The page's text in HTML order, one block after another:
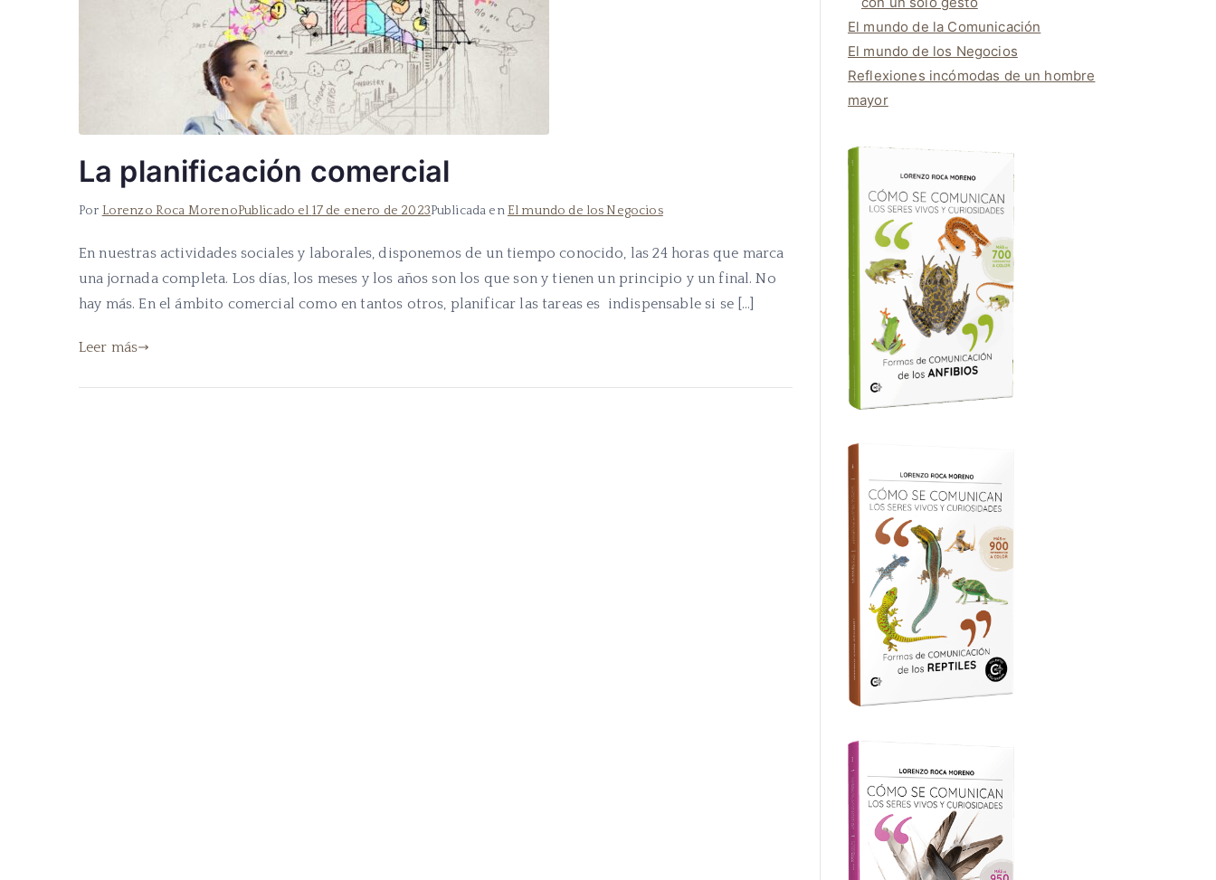
La planificación comercial
Por Lorenzo Roca MorenoPublicado el 17 de enero de 2023Publicada en El mundo de los Negocios
En nuestras actividades sociales y laborales, disponemos de un tiempo conocido, las 24 horas que marca
una jornada completa. Los días, los meses y los años son los que son y tienen un principio y un final. No
hay más. En el ámbito comercial como en tantos otros, planificar las tareas es indispensable si se […]
Leer más
El mundo de la Comunicación
El mundo de los Negocios
Reflexiones incómodas de un hombre
mayor